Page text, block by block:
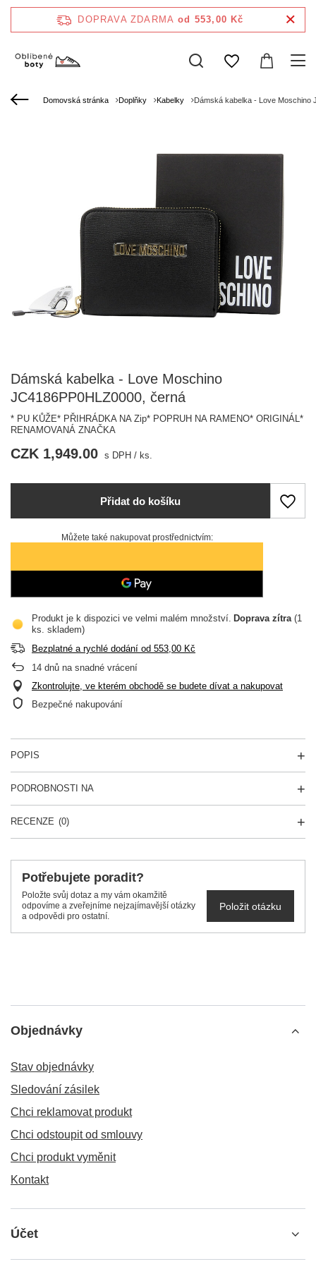
DOPRAVA ZDARMA od 553,00 Kč
Domovská stránka Doplňky Kabelky Dámská kabelka - Love Moschino
Dámská kabelka - Love Moschino
JC4186PP0HLZ0000, černá
* PU KŮŽE* PŘIHRÁDKA NA Zip* POPRUH NA RAMENO* ORIGINÁL*
RENAMOVANÁ ZNAČKA
CZK 1,949.00 s DPH / ks.
Přidat do košíku
Můžete také nakupovat prostřednictvím:
Produkt je k dispozici ve velmi malém množství Doprava zítra (1
ks. skladem)
Bezplatné a rychlé dodání od 553,00 Kč
14 dnů na snadné vrácení
Zkontrolujte, ve kterém obchodě se budete dívat a nakupovat
Bezpečné nakupování
POPIS
PODROBNOSTI NA
RECENZE (0)
Potřebujete poradit?
Položte svůj dotaz a my vám okamžitě
odpovíme a zveřejníme nejzajímavější otázky
a odpovědi pro ostatní.
Položit otázku
Objednávky
Stav objednávky
Sledování zásilek
Chci reklamovat produkt
Chci odstoupit od smlouvy
Chci produkt vyměnit
Kontakt
Účet